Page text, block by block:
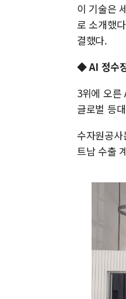
이 기술은
로 소개했
결했다.
◆ AI 정수
3위에 오른
글로벌 등
수자원공
트남 수출